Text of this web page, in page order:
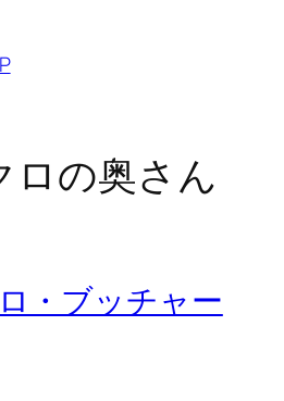
ロの奥さん
・ブッチャー